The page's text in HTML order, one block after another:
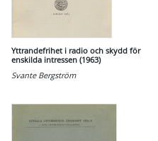
Yttrandefrihet i radio och skydd för
enskilda intressen (1963)
Svante Bergström